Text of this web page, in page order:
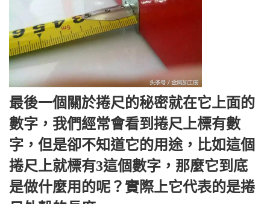
最後一個關於捲尺的秘密就在它上面的
數字，我們經常會看到捲尺上標有數
字，但是卻不知道它的用途，比如這個
捲尺上就標有3這個數字，那麼它到底
是做什麼用的呢？實際上它代表的是捲